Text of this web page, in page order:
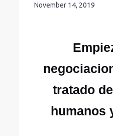
November 14, 2019
tratado
humanos